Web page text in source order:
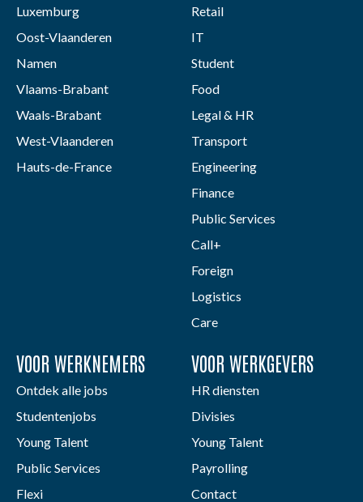
Luxemburg
Oost-Vlaanderen
Namen
Vlaams-Brabant
Waals-Brabant
West-Vlaanderen
Hauts-de-France
Retail
IT
Student
Food
Legal & HR
Transport
Engineering
Finance
Public Services
Call+
Foreign
Logistics
Care
VOOR WERKNEMERS
Ontdek alle jobs
Studentenjobs
Young Talent
Public Services
Flexi
VOOR WERKGEVERS
HR diensten
Divisies
Young Talent
Payrolling
Contact